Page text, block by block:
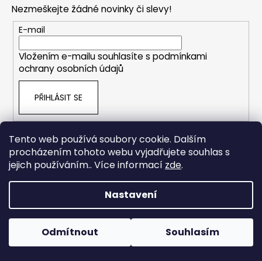
Tento web používá soubory cookie. Dalším
procházením tohoto webu vyjadřujete souhlas s
jejich používáním.. Více informací zde.
Nastavení
Odmítnout Souhlasím
Během horkých dnů nedoporučujeme doručování do
OneBoxů. Produkty citlivé na vysoké teploty nemusí být při
Nezmeškejte žádné novinky či slevy!
E-mail
Vložením e-mailu souhlasíte s podmínkami
ochrany osobních údajů
PŘIHLÁSIT SE
O NÁS
Co je důležitější než zdraví?
Otázka, kterou se ptáme, když už
je často pozdě. A věřte, že víme, o
čem mluvíme.